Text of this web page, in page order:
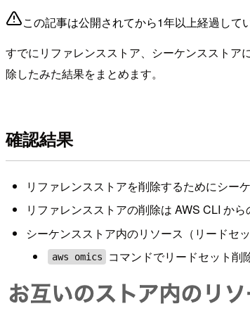
この記事は公開されてから1年以上経過して
すでにリファレンスストア、シーケンスストア
除したみた結果をまとめます。
確認結果
リファレンスストアを削除するためにシー
リファレンスストアの削除は AWS CLI か
シーケンスストア内のリソース（リードセ
aws omics コマンドでリードセット削